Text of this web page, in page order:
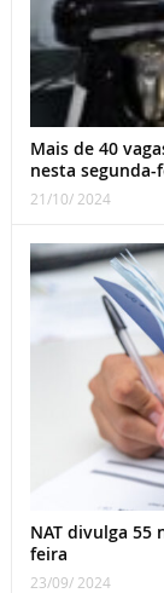
Mais de 40
nesta segunda-
21/10/ 2024
NAT divulga 55
feira
23/09/ 2024